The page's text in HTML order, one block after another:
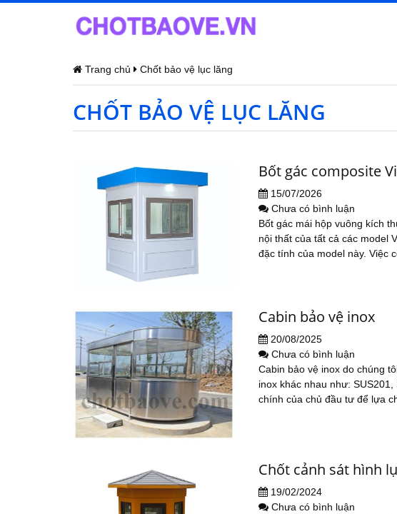
Trang chủ Chốt bảo vệ lục lăng
CHỐT BẢO VỆ LỤC LĂNG
Bốt gác composite
15/07/2026
Chưa có bình luận
Bốt gác mái hộp vuông kích
nội thất của tất cả các model
đặc tính của model này. Việc
Cabin bảo vệ inox
20/08/2025
Chưa có bình luận
Cabin bảo vệ inox do chúng
inox khác nhau như:
chính của chủ đầu tư để lựa
Chốt cảnh sát hình
19/02/2024
Chưa có bình luận